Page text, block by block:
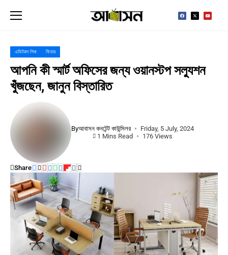
এডিটরস পিক ফিচার
আপনি কী স্মার্ট অফিসের জন্য ওয়ানস্টপ সল্যুশন
খুঁজছেন, জানুন বিস্তারিত
Byআবাসন কনটেন্ট কাউন্সিলর
Friday, 5 July, 2024
1 Mins Read
176 Views
Share